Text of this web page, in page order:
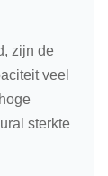
zijn de
veel
sterkte